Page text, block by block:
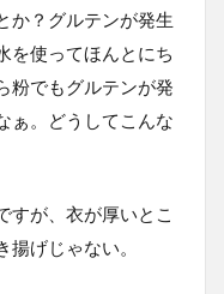
か？グルテンが発生
を使ってほんとにち
粉でもグルテンが発
ぁ。どうしてこんな
すが、衣が厚いとこ
げじゃない。